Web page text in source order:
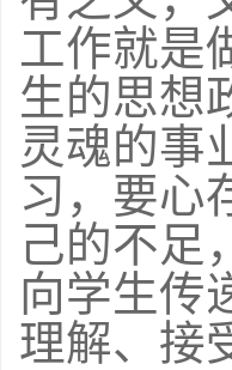
工作就是
生的思想
灵魂的事
习，要心
己的不足
向学生传
理解、接